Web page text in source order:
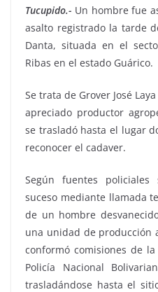
Tucupido.- Un hombre fue
asalto registrado la tarde
Danta, situada en el
Ribas en el estado Guárico.
Se trata de Grover José
apreciado productor
se trasladó hasta el lugar
reconocer el cadaver.
Según fuentes
suceso mediante llamada
de un hombre
una unidad de producción
conformó comisiones de
Policía Nacional
trasladándose hasta el